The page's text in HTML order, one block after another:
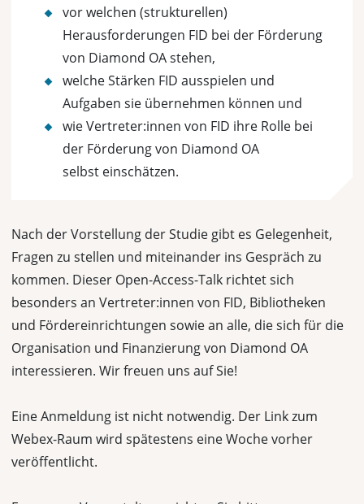
vor welchen (strukturellen)
Herausforderungen FID bei der Förderung
von Diamond OA stehen,
welche Stärken FID ausspielen und
Aufgaben sie übernehmen können und
wie Vertreter:innen von FID ihre Rolle bei
der Förderung von Diamond OA
selbst einschätzen.
Nach der Vorstellung der Studie gibt es Gelegenheit,
Fragen zu stellen und miteinander ins Gespräch zu
kommen. Dieser Open-Access-Talk richtet sich
besonders an Vertreter:innen von FID, Bibliotheken
und Fördereinrichtungen sowie an alle, die sich für die
Organisation und Finanzierung von Diamond OA
interessieren. Wir freuen uns auf Sie!
Eine Anmeldung ist nicht notwendig. Der Link zum
Webex-Raum wird spätestens eine Woche vorher
veröffentlicht.